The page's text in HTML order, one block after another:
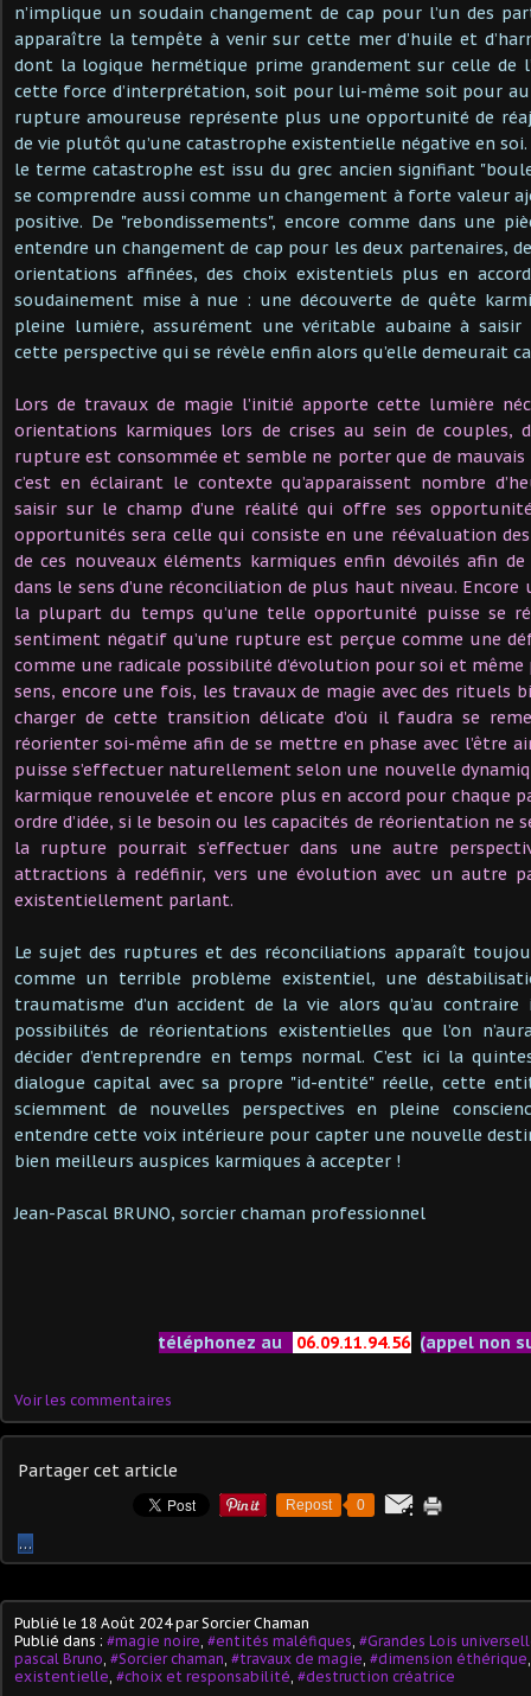
n’implique un soudain changement de cap pour l’un des
apparaître la tempête à venir sur cette mer d’huile et
dont la logique hermétique prime grandement sur celle de
cette force d’interprétation, soit pour lui-même soit pour
rupture amoureuse représente plus une opportunité de
de vie plutôt qu’une catastrophe existentielle négative en
le terme catastrophe est issu du grec ancien signifiant
se comprendre aussi comme un changement à forte valeur
positive. De "rebondissements", encore comme dans une
entendre un changement de cap pour les deux partenaires,
orientations affinées, des choix existentiels plus en
soudainement mise à nue : une découverte de quête
pleine lumière, assurément une véritable aubaine à
cette perspective qui se révèle enfin alors qu’elle demeurait
Lors de travaux de magie l’initié apporte cette lumière
orientations karmiques lors de crises au sein de couples,
rupture est consommée et semble ne porter que de
c’est en éclairant le contexte qu’apparaissent nombre
saisir sur le champ d’une réalité qui offre ses
opportunités sera celle qui consiste en une réévaluation
de ces nouveaux éléments karmiques enfin dévoilés afin
dans le sens d’une réconciliation de plus haut niveau.
la plupart du temps qu’une telle opportunité puisse se
sentiment négatif qu’une rupture est perçue comme une
comme une radicale possibilité d’évolution pour soi et
sens, encore une fois, les travaux de magie avec des rituels
charger de cette transition délicate d’où il faudra se
réorienter soi-même afin de se mettre en phase avec l’être
puisse s’effectuer naturellement selon une nouvelle
karmique renouvelée et encore plus en accord pour chaque
ordre d’idée, si le besoin ou les capacités de réorientation ne
la rupture pourrait s’effectuer dans une autre
attractions à redéfinir, vers une évolution avec un autre
existentiellement parlant.
Le sujet des ruptures et des réconciliations apparaît
comme un terrible problème existentiel, une
traumatisme d’un accident de la vie alors qu’au
possibilités de réorientations existentielles que l’on
décider d’entreprendre en temps normal. C’est ici la
dialogue capital avec sa propre "id-entité" réelle, cette
sciemment de nouvelles perspectives en pleine
entendre cette voix intérieure pour capter une nouvelle
bien meilleurs auspices karmiques à accepter !
Jean-Pascal BRUNO, sorcier chaman professionnel
téléphonez au 06.09.11.94.56 (appel non
Voir les commentaires
Partager cet article
Repost 0
…
Publié le 18 Août 2024par Sorcier Chaman
Publié dans : #magie noire #entités maléfiques #Grandes Lois
pascal Bruno #Sorcier chaman #travaux de magie #dimension éthérique
existentielle #choix et responsabilité #destruction créatrice